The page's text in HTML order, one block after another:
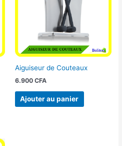
Aiguiseur de Couteaux
6.900 CFA
Ajouter au panier